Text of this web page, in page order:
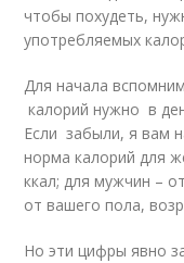
чтобы похудеть,
употребляемых
Для начала
калорий нужно в
Если забыли, я вам
норма калорий для
ккал; для мужчин –
от вашего пола,
Но эти цифры явно